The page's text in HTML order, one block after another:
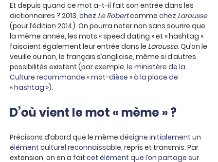
Et depuis quand ce mot a-t-il fait son entrée dans les
dictionnaires ? 2013, chez Le Robertcomme chez Larousse
(pour l’édition 2014). On pourra noter non sans sourire que
la même année, les mots « speed dating » et « hashtag »
faisaient également leur entrée dans le Larousse. Qu’on le
veuille ou non, le français s’anglicise, même si d’autres
possibilités existent (par exemple, le ministère de la
Culture recommande « mot-dièse » à la place de
« hashtag »).
D’où vient le mot « mème » ?
Précisons d’abord que le mème désigne initialement un
élément culturel reconnaissable, repris et transmis. Par
extension, on en a fait cet élément que l’on partage sur